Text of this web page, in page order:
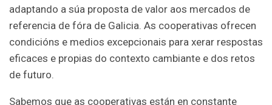
adaptando a súa proposta de valor aos mercados de
referencia de fóra de Galicia. As cooperativas ofrecen
condicións e medios excepcionais para xerar respostas
eficaces e propias do contexto cambiante e dos retos
de futuro.
Sabemos que as cooperativas están en constante